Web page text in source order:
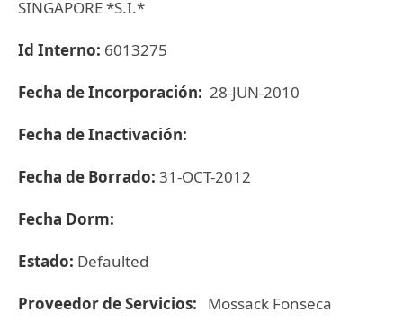
SINGAPORE *S.I.*
Id Interno: 6013275
Fecha de Incorporación: 28-JUN-2010
Fecha de Inactivación:
Fecha de Borrado: 31-OCT-2012
Fecha Dorm:
Estado: Defaulted
Proveedor de Servicios: Mossack Fonseca